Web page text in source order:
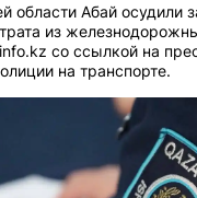
области Абай осудили
из
со ссылкой на
на транспорте.